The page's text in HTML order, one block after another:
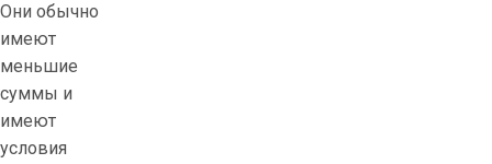
Они обычно
имеют
меньшие
суммы и
имеют
условия